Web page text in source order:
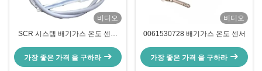
비디오
SCR 시스템 배기가스 온도 센서
가장 좋은 가격 을 구하라
비디오
0061530728 배기가스 온도 센서
가장 좋은 가격 을 구하라